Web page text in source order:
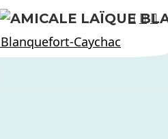
Caychac